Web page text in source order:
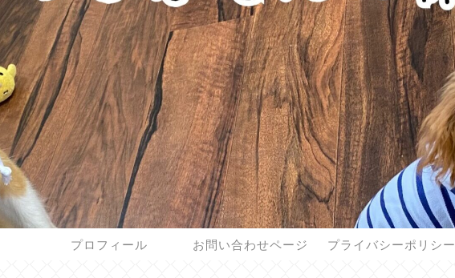
プロフィール お問い合わせページ プライバシーポリシー